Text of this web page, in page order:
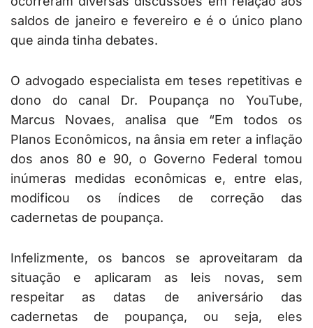
saldos de janeiro e fevereiro e é o único plano
que ainda tinha debates.
O advogado especialista em teses repetitivas e
dono do canal Dr. Poupança no YouTube,
Marcus Novaes, analisa que “Em todos os
Planos Econômicos, na ânsia em reter a inflação
dos anos 80 e 90, o Governo Federal tomou
inúmeras medidas econômicas e, entre elas,
modificou os índices de correção das
cadernetas de poupança.
Infelizmente, os bancos se aproveitaram da
situação e aplicaram as leis novas, sem
respeitar as datas de aniversário das
cadernetas de poupança, ou seja, eles